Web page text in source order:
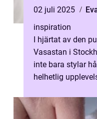
02 juli 2025
inspiration
I hjärtat av den
Vasastan i
inte bara stylar
helhetlig